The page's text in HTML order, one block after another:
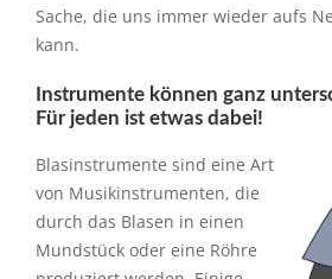
Sache, die uns immer wieder aufs
kann.
Instrumente können ganz
Für jeden ist etwas dabei!
Blasinstrumente sind eine Art
von Musikinstrumenten, die
durch das Blasen in einen
Mundstück oder eine Röhre